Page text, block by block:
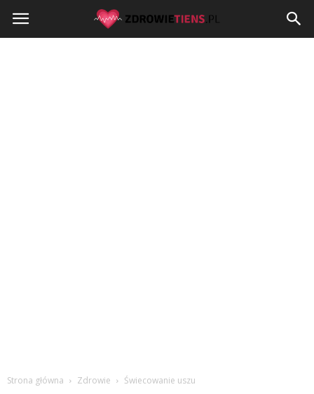
Zdrowietiens.pl
Strona główna Zdrowie Świecowanie uszu